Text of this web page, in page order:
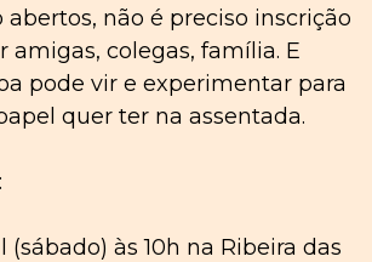
abertos, não é preciso inscrição
amigas, colegas, família. E
pode vir e experimentar para
quer ter na assentada.
(sábado) às 10h na Ribeira das